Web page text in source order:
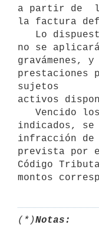
a partir de
la factura
no se
gravámenes,
prestaciones
sujetos
activos
indicados,
infracción de
prevista por
Código
montos
(*)Notas: